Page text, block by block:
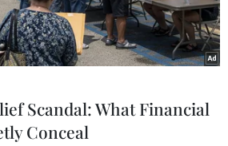
Scandal: What Financial
Conceal